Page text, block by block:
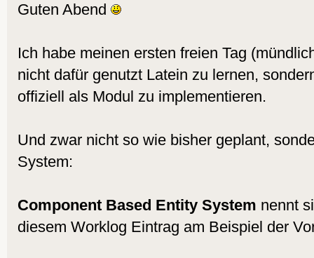
Guten Abend
Ich habe meinen ersten freien Tag
nicht dafür genutzt Latein zu lernen,
offiziell als Modul zu implementieren.
Und zwar nicht so wie bisher geplant,
System:
Component Based Entity System nennt
diesem Worklog Eintrag am Beispiel der